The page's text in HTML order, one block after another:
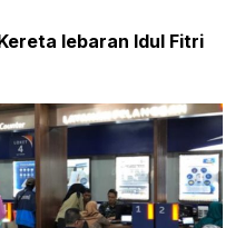
lebaran Idul Fitri